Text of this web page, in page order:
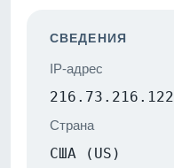
СВЕДЕНИЯ
IP-адрес
216.73.216.122
Страна
США (US)